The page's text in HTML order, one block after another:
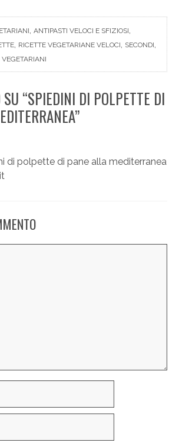
, ANTIPASTI VELOCI E SFIZIOSI
, RICETTE VEGETARIANE VELOCI, SECONDI
VEGETARIANI
“SPIEDINI DI POLPETTE DI
di polpette di pane alla mediterranea